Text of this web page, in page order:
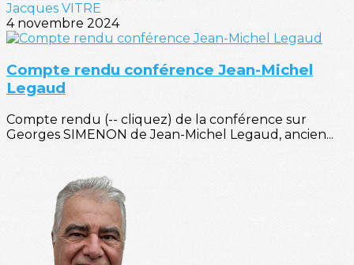
Jacques VITRE
4 novembre 2024
Compte rendu conférence Jean-Michel
Legaud
Compte rendu (-- cliquez) de la conférence sur
Georges SIMENON de Jean-Michel Legaud, ancien...